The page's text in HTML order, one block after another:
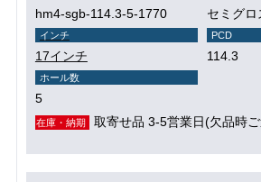
hm4-sgb-114.3-5-1770 セミグロ
インチ
17インチ
PCD
114.3
ホール数
5
在庫・納期 取寄せ品 3-5営業日(欠品時